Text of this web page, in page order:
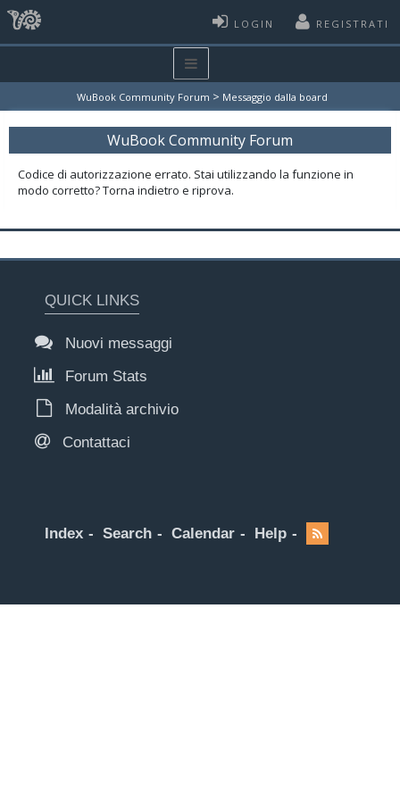
LOGIN REGISTRATI
WuBook Community Forum > Messaggio dalla board
WuBook Community Forum
Codice di autorizzazione errato. Stai utilizzando la funzione in
modo corretto? Torna indietro e riprova.
QUICK LINKS
Nuovi messaggi
Forum Stats
Modalità archivio
Contattaci
Index Search Calendar Help